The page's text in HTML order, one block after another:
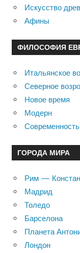
Искусство
Афины
ФИЛОСОФИЯ
Итальянское
Северное
Новое время
Модерн
Современность
ГОРОДА МИРА
Рим —
Мадрид
Толедо
Барселона
Планета
Лондон